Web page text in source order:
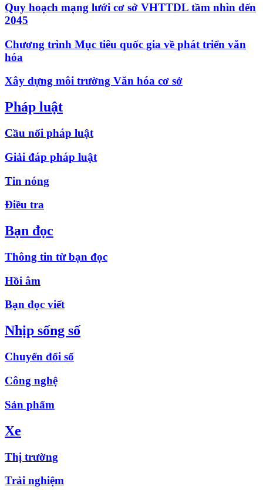
Quy hoạch mạng lưới cơ sở VHTTDL tầm nhìn đến
2045
Chương trình Mục tiêu quốc gia về phát triển văn
hóa
Xây dựng môi trường Văn hóa cơ sở
Pháp luật
Cầu nối pháp luật
Giải đáp pháp luật
Tin nóng
Điều tra
Bạn đọc
Thông tin từ bạn đọc
Hồi âm
Bạn đọc viết
Nhịp sống số
Chuyển đổi số
Công nghệ
Sản phẩm
Xe
Thị trường
Trải nghiệm